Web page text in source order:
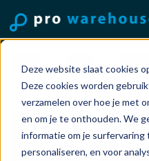
Deze website slaat cookies
Deze cookies worden
verzamelen over hoe je met
en om je te onthouden. We
informatie om je
personaliseren, en voor
Mac iPad